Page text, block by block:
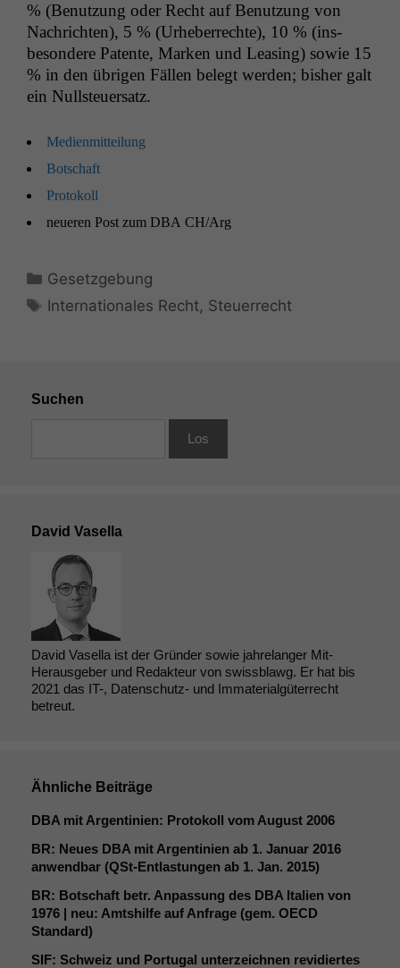
% (Benutzung oder Recht auf Benutzung von
Nachricht­en), 5 % (Urhe­ber­rechte), 10 % (ins­
beson­dere Patente, Marken und Leas­ing) sowie 15
% in den übri­gen Fällen belegt wer­den; bish­er galt
ein Nullsteuersatz.
Medi­en­mit­teilung
Botschaft
Pro­tokoll
neueren Post zum DBA CH/Arg
Kategorien
Gesetzgebung
Schlagwörter
Internationales Recht, Steuerrecht
Suchen
David Vasella
David Vasella ist der Gründer sowie jahrelanger Mit-
Herausgeber und Redakteur von swissblawg. Er hat bis
2021 das IT-, Datenschutz- und Immaterialgüterrecht
betreut.
Ähnliche Beiträge
DBA mit Argentinien: Protokoll vom August 2006
BR: Neues DBA mit Argentinien ab 1. Januar 2016
anwendbar (QSt-Entlastungen ab 1. Jan. 2015)
BR: Botschaft betr. Anpassung des DBA Italien von
1976 | neu: Amtshilfe auf Anfrage (gem. OECD
Standard)
SIF: Schweiz und Portugal unterzeichnen revidiertes